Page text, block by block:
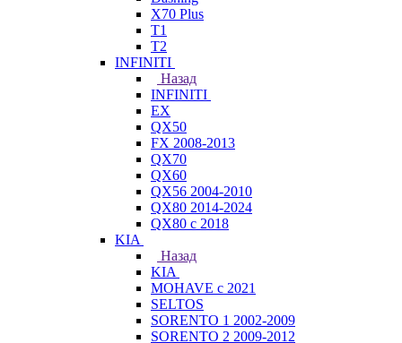
X70 Plus
T1
T2
INFINITI
Назад
INFINITI
EX
QX50
FX 2008-2013
QX70
QX60
QX56 2004-2010
QX80 2014-2024
QX80 c 2018
KIA
Назад
KIA
MOHAVE с 2021
SELTOS
SORENTO 1 2002-2009
SORENTO 2 2009-2012